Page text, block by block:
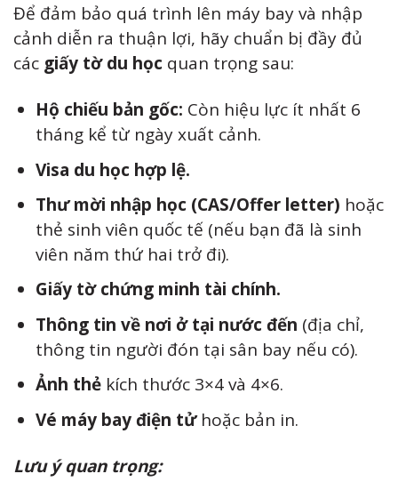
Để đảm bảo quá trình lên máy bay và nhập
cảnh diễn ra thuận lợi, hãy chuẩn bị đầy đủ
các giấy tờ du học quan trọng sau:
Hộ chiếu bản gốc: Còn hiệu lực ít nhất 6
tháng kể từ ngày xuất cảnh.
Visa du học hợp lệ.
Thư mời nhập học (CAS/Offer letter) hoặc
thẻ sinh viên quốc tế (nếu bạn đã là sinh
viên năm thứ hai trở đi).
Giấy tờ chứng minh tài chính.
Thông tin về nơi ở tại nước đến (địa chỉ,
thông tin người đón tại sân bay nếu có).
Ảnh thẻkích thước 3×4 và 4×6.
Vé máy bay điện tửhoặc bản in.
Lưu ý quan trọng: